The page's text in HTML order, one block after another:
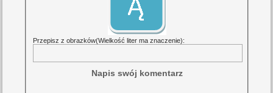
Przepisz z obrazków(Wielkość liter ma znaczenie):
Napis swój komentarz